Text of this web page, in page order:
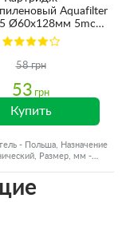
Aquafilter
5 Ø60x128мм 5mcr
(очистка от
примесей)
58 грн
53 грн
Купить
- Польша, Назначение
Размер, мм -